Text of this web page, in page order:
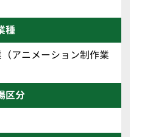
種
アニメーション制作業
区分